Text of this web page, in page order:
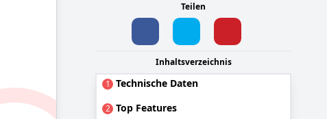
Teilen
Inhaltsverzeichnis
1 Technische Daten
2 Top Features